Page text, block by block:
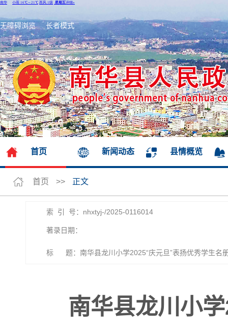
无障碍浏览 长者模式
首页 新闻动态 县情概览
首页 >> 正文
索 引 号：nhxtyj-/2025-0116014
著录日期：
标 题：南华县龙川小学2025“庆元旦”表扬优秀学生名
南华县龙川小